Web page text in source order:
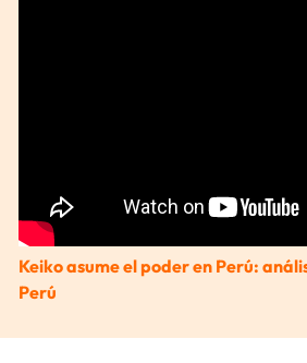
Keiko asume el poder en Perú:
Perú